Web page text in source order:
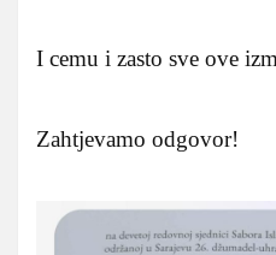
I cemu i zasto sve ove
Zahtjevamo odgovor!